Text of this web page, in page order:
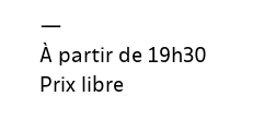
—
À partir de 19h30
Prix libre